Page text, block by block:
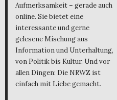
Aufmerksamkeit – gerade auch
online. Sie bietet eine
interessante und gerne
gelesene Mischung aus
Information und Unterhaltung,
von Politik bis Kultur. Und vor
allen Dingen: Die NRWZ ist
einfach mit Liebe gemacht.